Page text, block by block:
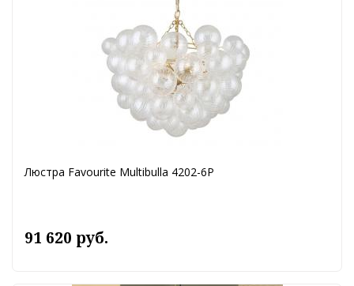
Люстра Favourite Multibulla 4202-6P
91 620 руб.